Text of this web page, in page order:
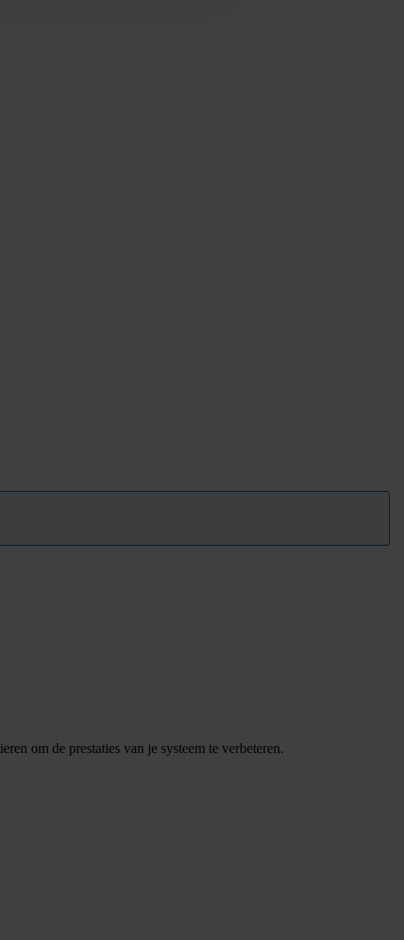
om de prestaties van je systeem te verbeteren.